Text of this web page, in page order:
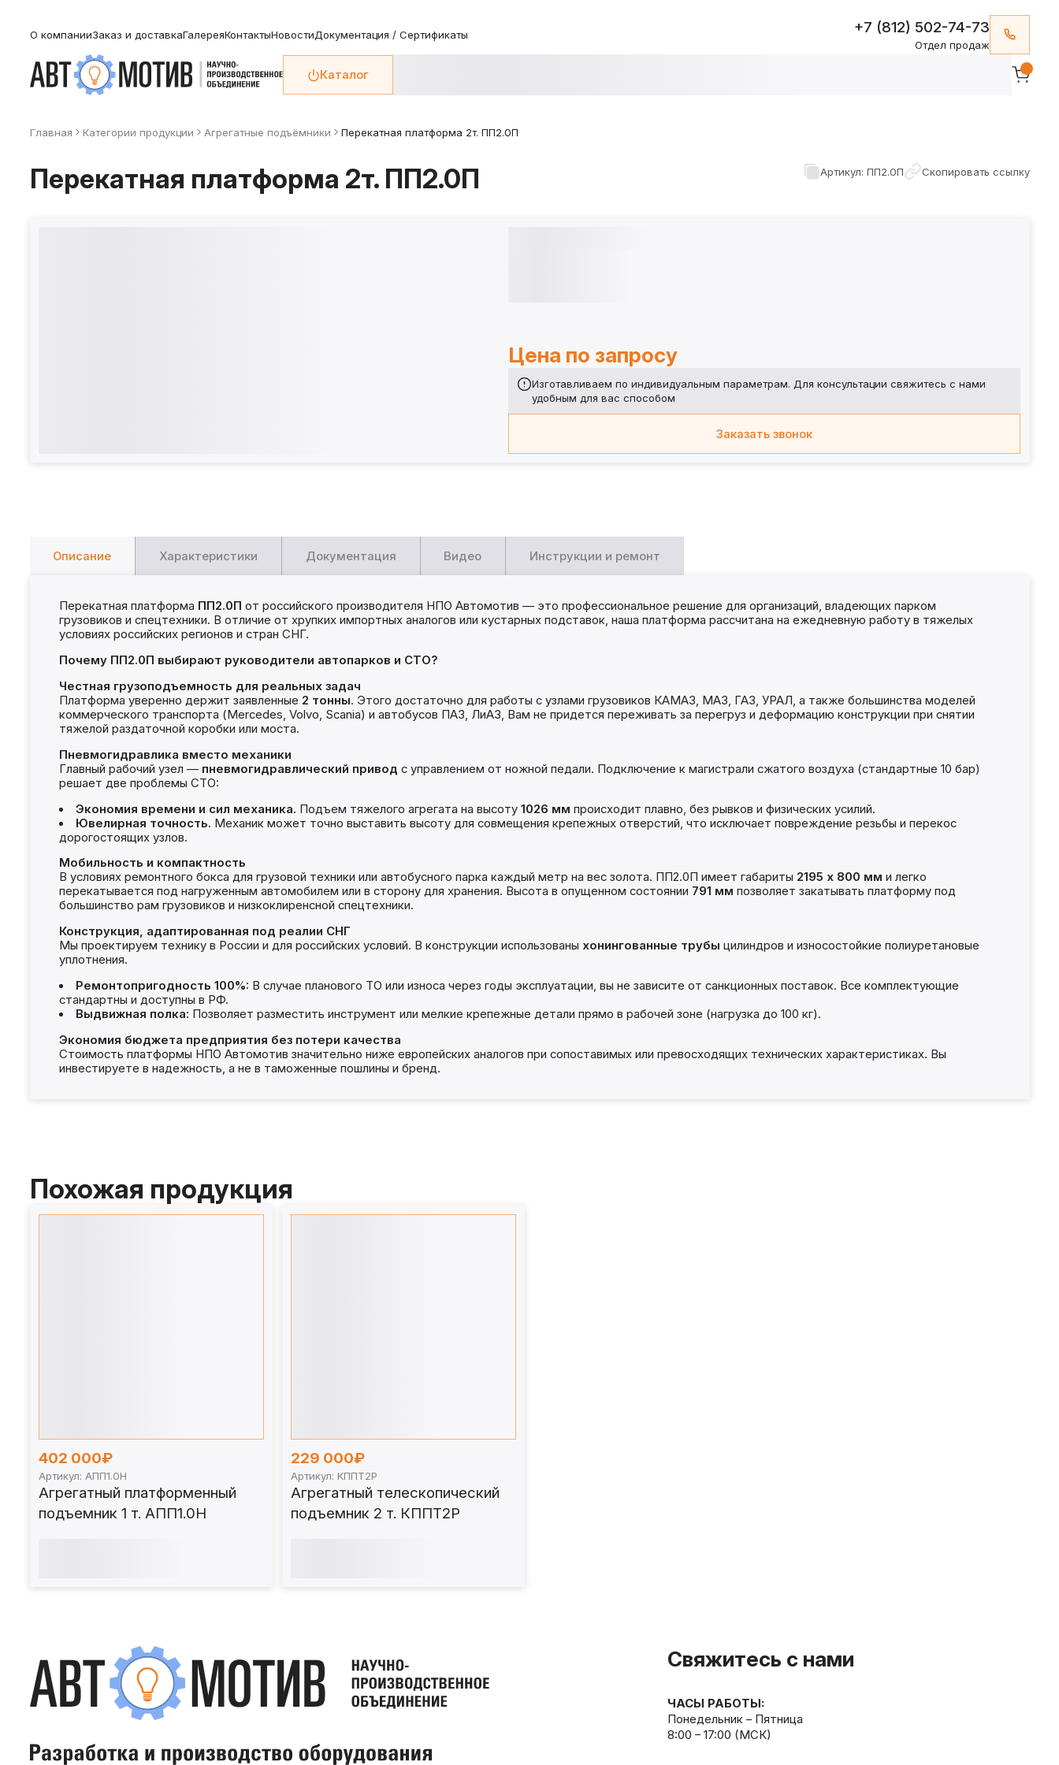
О компанииЗаказ и доставкаГалереяКонтактыНовостиДокументация / Сертификаты +7 (812) 502-74-73
Отдел продаж
Каталог
Главная Категории продукции Агрегатные подъёмники Перекатная платформа 2т. ПП2.0П
Перекатная платформа 2т. ПП2.0П Артикул: ПП2.0П Скопировать ссылку
Цена по запросу
Изготавливаем по индивидуальным параметрам. Для консультации свяжитесь с нами
удобным для вас способом
Заказать звонок
Описание Характеристики Документация Видео Инструкции и ремонт
Перекатная платформа ПП2.0П от российского производителя НПО Автомотив — это профессиональное решение для организаций, владеющих парком
грузовиков и спецтехники. В отличие от хрупких импортных аналогов или кустарных подставок, наша платформа рассчитана на ежедневную работу в тяжелых
условиях российских регионов и стран СНГ.
Почему ПП2.0П выбирают руководители автопарков и СТО?
Честная грузоподъемность для реальных задач
Платформа уверенно держит заявленные 2 тонны. Этого достаточно для работы с узлами грузовиков КАМАЗ, МАЗ, ГАЗ, УРАЛ, а также большинства моделей
коммерческого транспорта (Mercedes, Volvo, Scania) и автобусов ПАЗ, ЛиАЗ, Вам не придется переживать за перегруз и деформацию конструкции при снятии
тяжелой раздаточной коробки или моста.
Пневмогидравлика вместо механики
Главный рабочий узел — пневмогидравлический привод с управлением от ножной педали. Подключение к магистрали сжатого воздуха (стандартные 10 бар)
решает две проблемы СТО:
Экономия времени и сил механика. Подъем тяжелого агрегата на высоту 1026 мм происходит плавно, без рывков и физических усилий.
Ювелирная точность. Механик может точно выставить высоту для совмещения крепежных отверстий, что исключает повреждение резьбы и перекос
дорогостоящих узлов.
Мобильность и компактность
В условиях ремонтного бокса для грузовой техники или автобусного парка каждый метр на вес золота. ПП2.0П имеет габариты 2195 х 800 мм и легко
перекатывается под нагруженным автомобилем или в сторону для хранения. Высота в опущенном состоянии 791 мм позволяет закатывать платформу под
большинство рам грузовиков и низкоклиренсной спецтехники.
Конструкция, адаптированная под реалии СНГ
Мы проектируем технику в России и для российских условий. В конструкции использованы хонингованные трубы цилиндров и износостойкие полиуретановые
уплотнения.
Ремонтопригодность 100%: В случае планового ТО или износа через годы эксплуатации, вы не зависите от санкционных поставок. Все комплектующие
стандартны и доступны в РФ.
Выдвижная полка: Позволяет разместить инструмент или мелкие крепежные детали прямо в рабочей зоне (нагрузка до 100 кг).
Экономия бюджета предприятия без потери качества
Стоимость платформы НПО Автомотив значительно ниже европейских аналогов при сопоставимых или превосходящих технических характеристиках. Вы
инвестируете в надежность, а не в таможенные пошлины и бренд.
Похожая продукция
402 000₽
Артикул: АПП1.0Н
Агрегатный платформенный
подъемник 1 т. АПП1.0Н
229 000₽
Артикул: КППТ2Р
Агрегатный телескопический
подъемник 2 т. КППТ2Р
Свяжитесь с нами
ЧАСЫ РАБОТЫ:
Понедельник – Пятница
8:00 – 17:00 (МСК)